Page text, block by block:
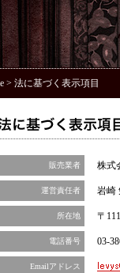
> 法に基づく表示項目
販売業者 株式
運営責任者 岩崎
所在地 〒
電話番号 03-
Emailアドレス